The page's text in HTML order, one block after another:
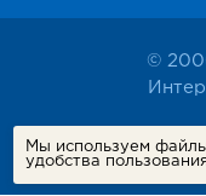
©
Мы используем
удобства